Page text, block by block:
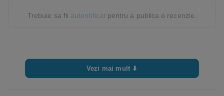
Trebuie sa fii autentificatpentru a publica o recenzie.
Vezi mai mult ⬇